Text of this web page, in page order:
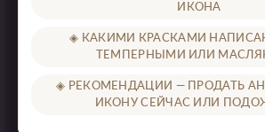
ИКОНА
◈ КАКИМИ КРАСКАМИ
ТЕМПЕРНЫМИ ИЛИ
◈ РЕКОМЕНДАЦИИ — ПРОДАТЬ
ИКОНУ СЕЙЧАС ИЛИ